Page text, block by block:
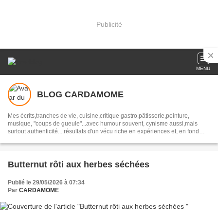
Publicité
MENU
BLOG CARDAMOME
Mes écrits,tranches de vie, cuisine,critique gastro,pâtisserie,peinture,
musique, "coups de gueule"...avec humour souvent, cynisme aussi,mais
surtout authenticité....résultats d'un vécu riche en expériences et, en fond
Butternut rôti aux herbes séchées
Publié le 29/05/2026 à 07:34
Par CARDAMOME